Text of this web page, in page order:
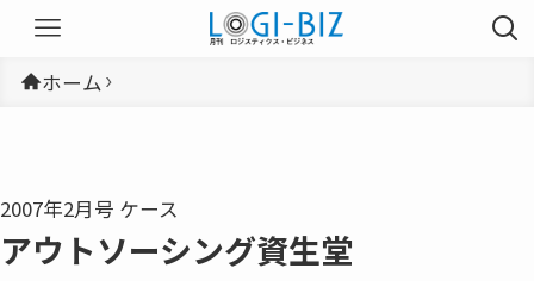
ホーム
2007年2月号 ケース
アウトソーシング資生堂